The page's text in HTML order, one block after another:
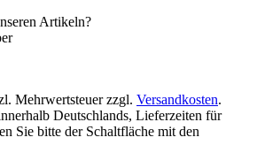
Artikeln?
Mehrwertsteuer zzgl. Versandkosten.
Deutschlands, Lieferzeiten für
Sie bitte der Schaltfläche mit den